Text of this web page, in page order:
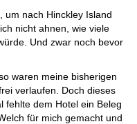
um nach Hinckley Island
nicht ahnen, wie viele
Und zwar noch bevor
waren meine bisherigen
verlaufen. Doch dieses
fehlte dem Hotel ein Beleg
für mich gemacht und